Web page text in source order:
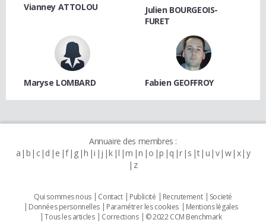
Vianney ATTOLOU
Julien BOURGEOIS-
FURET
Maryse LOMBARD Fabien GEOFFROY
Annuaire des membres :
a b c d e f g h i j k l m n o p q r s t u v w x y
z
Qui sommes nous Contact Publicité Recrutement
Societé
Données personnelles
Paramétrer les cookies
Mentions légales
Tous les articles
Corrections © 2022 CCM Benchmark